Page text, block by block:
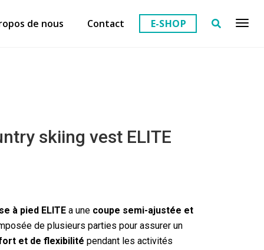
de nous Contact E-SHOP
skiing vest ELITE
à pied ELITEa une coupe semi-ajustée et
de plusieurs parties pour assurer un
et de flexibilité pendant les activités